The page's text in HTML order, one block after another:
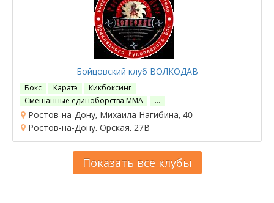
Бойцовский клуб ВОЛКОДАВ
Бокс Каратэ
Кикбоксинг
Смешанные единоборства ММА
…
Ростов-на-Дону, Михаила Нагибина, 40
Ростов-на-Дону, Орская, 27В
Показать все клубы